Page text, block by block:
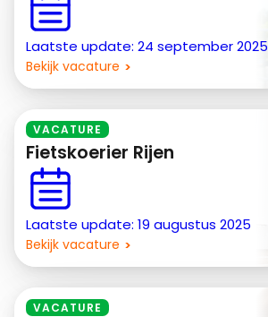
Laatste update: 24 september 2025
Bekijk vacature
VACATURE
Fietskoerier Rijen
Laatste update: 19 augustus 2025
Bekijk vacature
VACATURE